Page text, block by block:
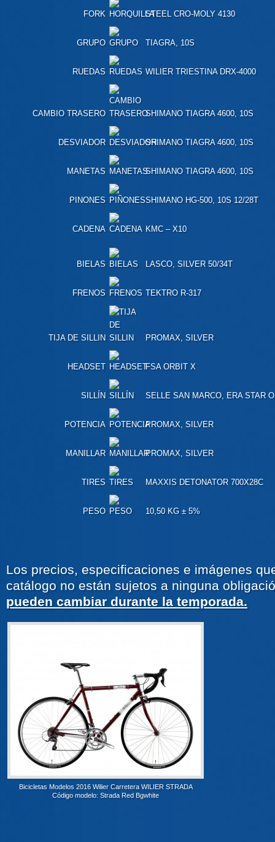
FORK STEEL CRO-MOLY 4130
GRUPO TIAGRA, 10S
RUEDAS WILIER TRIESTINA DRX-4000
CAMBIO TRASERO SHIMANO TIAGRA 4600, 10S
DESVIADOR SHIMANO TIAGRA 4600, 10S
MANETAS SHIMANO TIAGRA 4600, 10S
PINONES SHIMANO HG-500, 10S 12/28T
CADENA KMC – X10
BIELAS LASCO, SILVER 50/34T
FRENOS TEKTRO R-317
TIJA DE SILLIN PROMAX, SILVER
HEADSET FSA ORBIT X
SILLÍN SELLE SAN MARCO, ERA STAR
POTENCIA PROMAX, SILVER
MANILLAR PROMAX, SILVER
TIRES MAXXIS DETONATOR 700X28C
PESO 10,50 KG ± 5%
Los precios, especificaciones e imágenes
catálogo no están sujetos a ninguna
pueden cambiar durante la temporada.
Bicicletas Modelos 2016 Wilier Carretera WILIER STRADA
Código modelo: Strada Red Bgwhite